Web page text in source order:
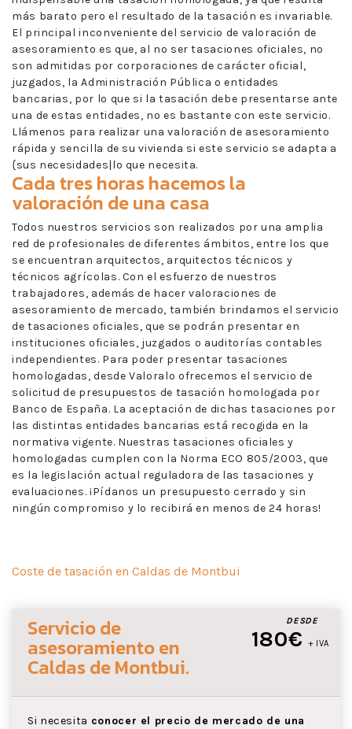
más barato pero el resultado de la tasación es invariable.
El principal inconveniente del servicio de valoración de
asesoramiento es que, al no ser tasaciones oficiales, no
son admitidas por corporaciones de carácter oficial,
juzgados, la Administración Pública o entidades
bancarias, por lo que si la tasación debe presentarse ante
una de estas entidades, no es bastante con este servicio.
Llámenos para realizar una valoración de asesoramiento
rápida y sencilla de su vivienda si este servicio se adapta a
{sus necesidades|lo que necesita.
Cada tres horas hacemos la
valoración de una casa
Todos nuestros servicios son realizados por una amplia
red de profesionales de diferentes ámbitos, entre los que
se encuentran arquitectos, arquitectos técnicos y
técnicos agrícolas. Con el esfuerzo de nuestros
trabajadores, además de hacer valoraciones de
asesoramiento de mercado, también brindamos el servicio
de tasaciones oficiales, que se podrán presentar en
instituciones oficiales, juzgados o auditorías contables
independientes. Para poder presentar tasaciones
homologadas, desde Valoralo ofrecemos el servicio de
solicitud de presupuestos de tasación homologada por
Banco de España. La aceptación de dichas tasaciones por
las distintas entidades bancarias está recogida en la
normativa vigente. Nuestras tasaciones oficiales y
homologadas cumplen con la Norma ECO 805/2003, que
es la legislación actual reguladora de las tasaciones y
evaluaciones. ¡Pídanos un presupuesto cerrado y sin
ningún compromiso y lo recibirá en menos de 24 horas!
Coste de tasación en Caldas de Montbui
DESDE
180€ + IVA
Servicio de
asesoramientoen
Caldas de Montbui.
Si necesita conocer el precio de mercado de una